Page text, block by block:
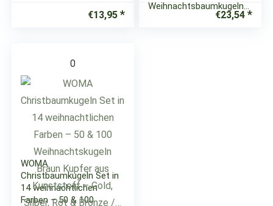
€13,95
Weihnachtsbaumkugeln…
€23,54
0
WOMA
Christbaumkugeln Set in
14 weihnachtlichen
Farben – 50 & 100